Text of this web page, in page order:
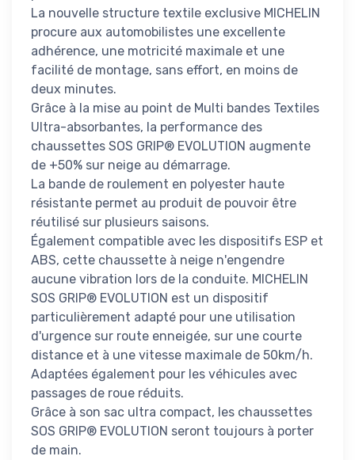
La nouvelle structure textile exclusive MICHELIN
procure aux automobilistes une excellente
adhérence, une motricité maximale et une
facilité de montage, sans effort, en moins de
deux minutes.
Grâce à la mise au point de Multi bandes Textiles
Ultra-absorbantes, la performance des
chaussettes SOS GRIP® EVOLUTION augmente
de +50% sur neige au démarrage.
La bande de roulement en polyester haute
résistante permet au produit de pouvoir être
réutilisé sur plusieurs saisons.
Également compatible avec les dispositifs ESP et
ABS, cette chaussette à neige n'engendre
aucune vibration lors de la conduite. MICHELIN
SOS GRIP® EVOLUTION est un dispositif
particulièrement adapté pour une utilisation
d'urgence sur route enneigée, sur une courte
distance et à une vitesse maximale de 50km/h.
Adaptées également pour les véhicules avec
passages de roue réduits.
Grâce à son sac ultra compact, les chaussettes
SOS GRIP® EVOLUTION seront toujours à porter
de main.